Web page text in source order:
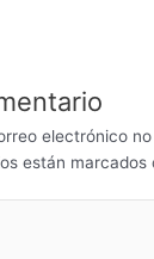
electrónico
están marcados